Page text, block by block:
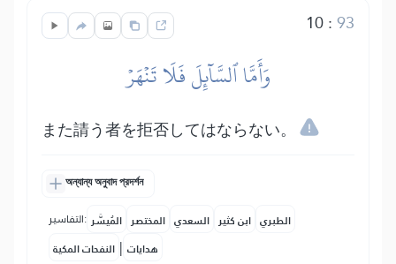
10:93
وَأَمَّا ٱلسَّآئِلَ فَلَا تَنۡهَرۡ
また請う者を拒否してはならない。
অন্যান্য অনুবাদ প্রদর্শন
التفاسير: المُيسَّر المختصر السعدي ابن كثير الطبري
النفحات المكية | هدايات